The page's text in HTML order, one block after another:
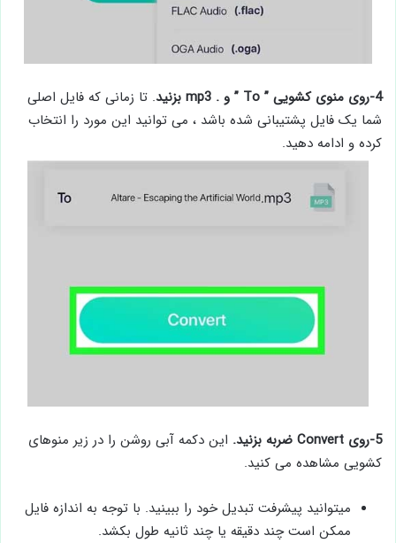
4-روی منوی کشویی ” To ” و . mp3 بزنید
. تا زمانی که فایل اصلی
شما یک فایل پشتیبانی شده باشد ، می توانید این مورد را انتخاب
کرده و ادامه دهید.
5-روی Convert ضربه بزنید.
این دکمه آبی روشن را در زیر منوهای
کشویی مشاهده می کنید.
میتوانید پیشرفت تبدیل خود را ببینید. با توجه به اندازه فایل
ممکن است چند دقیقه یا چند ثانیه طول بکشد.